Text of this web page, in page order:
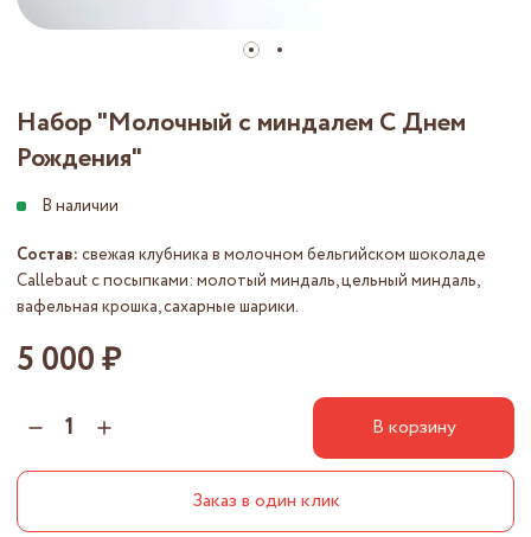
Набор "Молочный с миндалем С Днем
Рождения"
Состав: свежая клубника в молочном бельгийском шоколаде
Callebaut с посыпками: молотый миндаль, цельный миндаль,
вафельная крошка, сахарные шарики.
5 000 ₽
В корзину
Заказ в один клик